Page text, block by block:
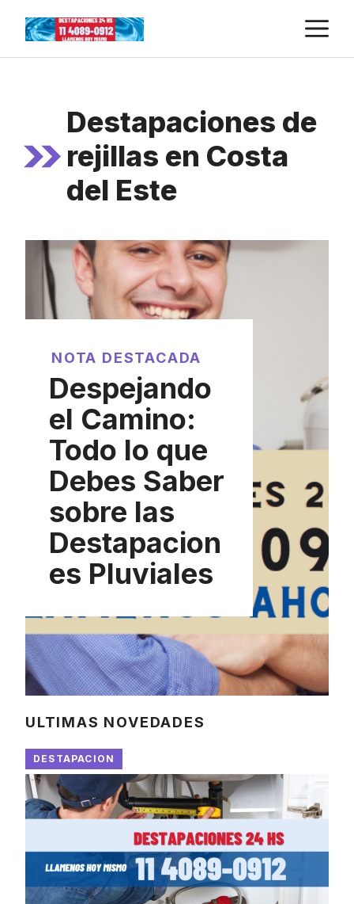
content
Destapaciones de
rejillas en Costa
del Este
NOTA DESTACADA
Despejando
el Camino:
Todo lo que
Debes Saber
sobre las
Destapacion
es Pluviales
ULTIMAS NOVEDADES
DESTAPACION